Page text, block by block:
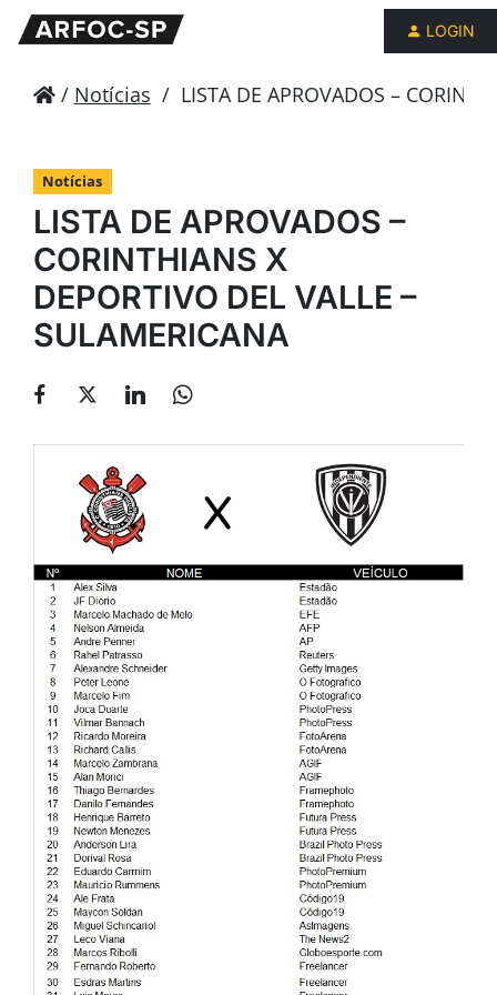
LOGIN
/ Notícias / LISTA DE APROVADOS –
Notícias
LISTA DE APROVADOS –
CORINTHIANS X
DEPORTIVO DEL VALLE –
SULAMERICANA